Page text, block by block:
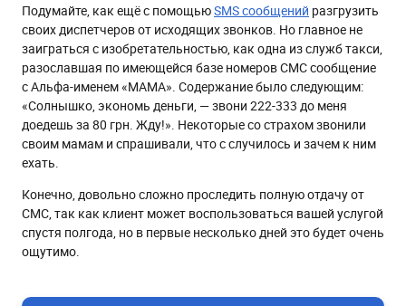
Подумайте, как ещё с помощьюSMS сообщений разгрузить
своих диспетчеров от исходящих звонков. Но главное не
заиграться с изобретательностью, как одна из служб такси,
разославшая по имеющейся базе номеров СМС сообщение
с Альфа-именем «МАМА». Содержание было следующим:
«Солнышко, экономь деньги, — звони 222-333 до меня
доедешь за 80 грн. Жду!». Некоторые со страхом звонили
своим мамам и спрашивали, что с случилось и зачем к ним
ехать.
Конечно, довольно сложно проследить полную отдачу от
СМС, так как клиент может воспользоваться вашей услугой
спустя полгода, но в первые несколько дней это будет очень
ощутимо.